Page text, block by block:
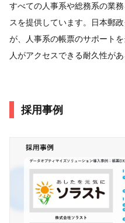
すべての人事系や総務系の業
スを提供しています。日本郵
が、人事系の帳票のサポート
人がアクセスできる耐久性があ
採用事例